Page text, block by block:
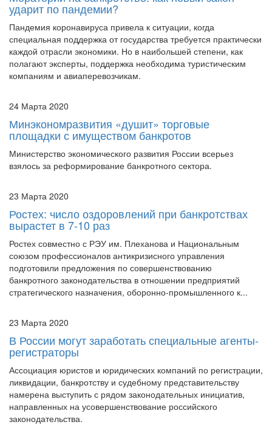
Мораторий на банкротство: как новый закон
ударит по пандемии?
Пандемия коронавируса привела к ситуации, когда
специальная поддержка от государства требуется практически
каждой отрасли экономики. Но в наибольшей степени, как
полагают эксперты, поддержка необходима туристическим
Минэкономразвития «душит» торговые
площадки с имуществом банкротов
Министерство экономического развития России всерьез
Ростех: число оздоровлений при банкротствах
вырастет в 7-10 раз
Ростех совместно с РЭУ им. Плеханова и Национальным
союзом профессионалов антикризисного управления
подготовили предложения по совершенствованию
банкротного законодательства в отношении предприятий
В России могут заработать специальные агенты-
регистраторы
Ассоциация юристов и юридических компаний по регистрации,
ликвидации, банкротству и судебному представительству
намерена выступить с рядом законодательных инициатив,
направленных на усовершенствование российского